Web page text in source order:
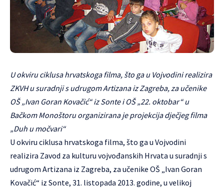
U okviru ciklusa hrvatskoga filma, što ga u Vojvodini realizira
ZKVH u suradnji s udrugom Artizana iz Zagreba, za učenike
OŠ „Ivan Goran Kovačić“ iz Sonte i OŠ „22. oktobar“ u
Bačkom Monoštoru organizirana je projekcija dječjeg filma
„Duh u močvari“
U okviru ciklusa hrvatskoga filma, što ga u Vojvodini
realizira Zavod za kulturu vojvođanskih Hrvata u suradnji s
udrugom Artizana iz Zagreba, za učenike OŠ „Ivan Goran
Kovačić“ iz Sonte, 31. listopada 2013. godine, u velikoj